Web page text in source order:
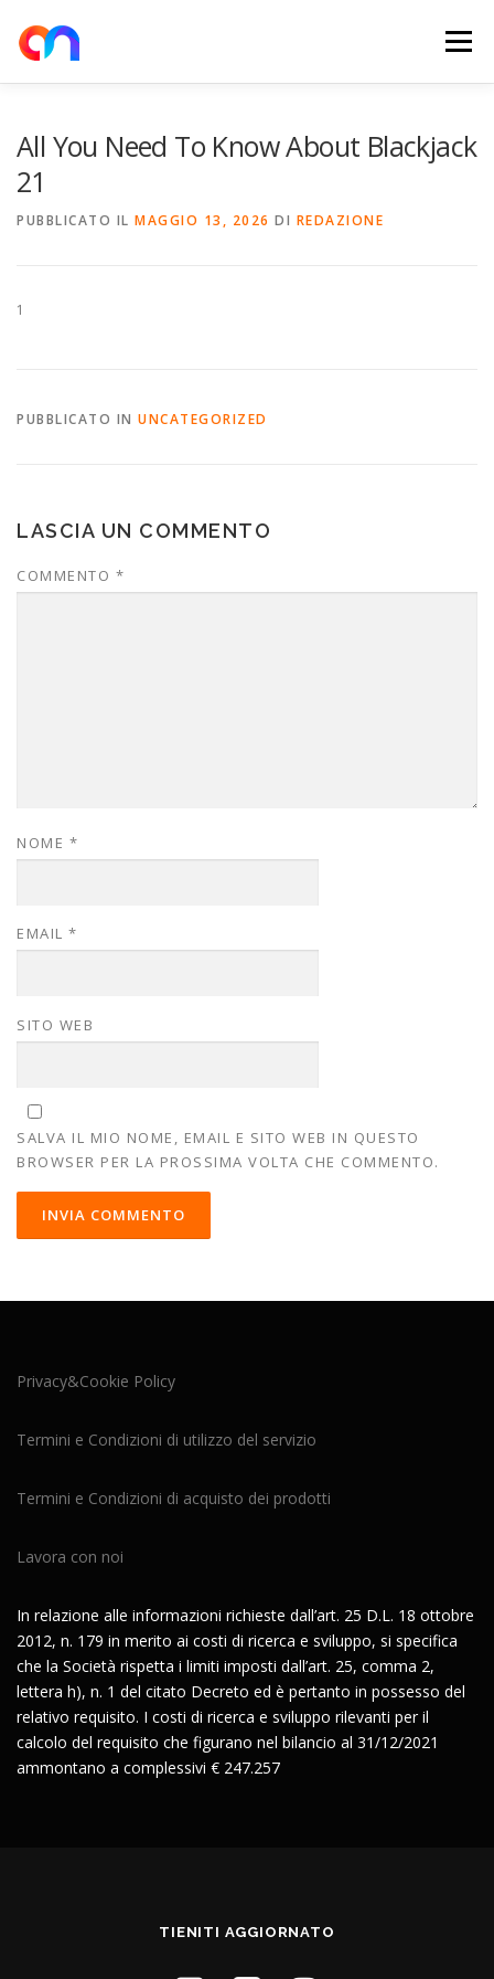
contenuto
Menu
All You Need To Know About Blackjack
21
PUBBLICATO IL MAGGIO 13, 2026 DI REDAZIONE
1
PUBBLICATO IN UNCATEGORIZED
LASCIA UN COMMENTO
COMMENTO *
NOME *
EMAIL *
SITO WEB
SALVA IL MIO NOME, EMAIL E SITO WEB IN QUESTO
BROWSER PER LA PROSSIMA VOLTA CHE COMMENTO.
Privacy&Cookie Policy
Termini e Condizioni di utilizzo del servizio
Termini e Condizioni di acquisto dei prodotti
Lavora con noi
In relazione alle informazioni richieste dall’art. 25 D.L. 18 ottobre
2012, n. 179 in merito ai costi di ricerca e sviluppo, si specifica
che la Società rispetta i limiti imposti dall’art. 25, comma 2,
lettera h), n. 1 del citato Decreto ed è pertanto in possesso del
relativo requisito. I costi di ricerca e sviluppo rilevanti per il
calcolo del requisito che figurano nel bilancio al 31/12/2021
ammontano a complessivi € 247.257
TIENITI AGGIORNATO